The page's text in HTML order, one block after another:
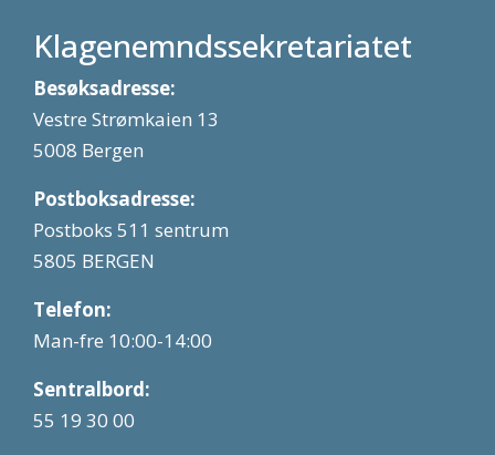
Klagenemndssekretariatet
Besøksadresse:
Vestre Strømkaien 13
5008 Bergen
Postboksadresse:
Postboks 511 sentrum
5805 BERGEN
Telefon:
Man-fre 10:00-14:00
Sentralbord:
55 19 30 00